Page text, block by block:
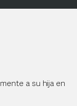
a su hija en